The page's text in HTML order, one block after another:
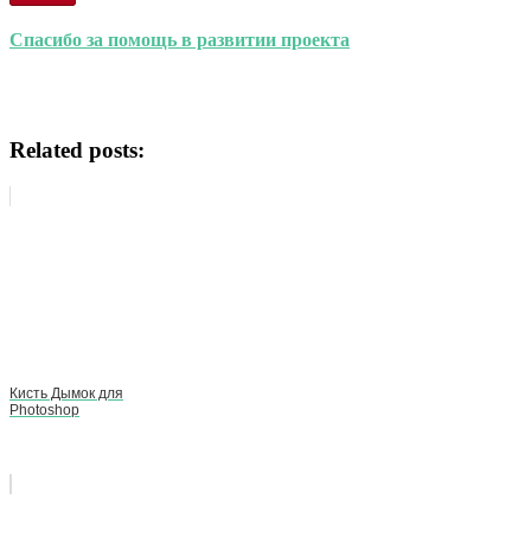
Спасибо за помощь в развитии проекта
Related posts:
Кисть Дымок для
Photoshop